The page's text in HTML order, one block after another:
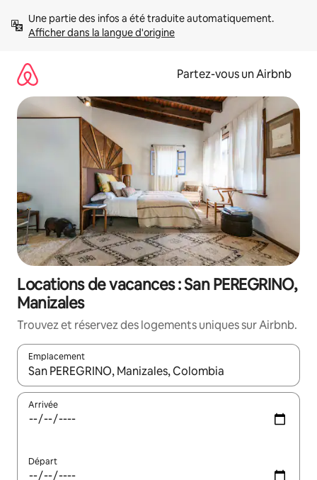
directement
Afficher dans la langue d'origine
Partez-vous un Airbnb
Locations de vacances : San PEREGRINO,
Manizales
Trouvez et réservez des logements uniques sur Airbnb.
Emplacement
Quand les résultats sont affichés, parcourez-les en utilisant
Arrivée
Départ